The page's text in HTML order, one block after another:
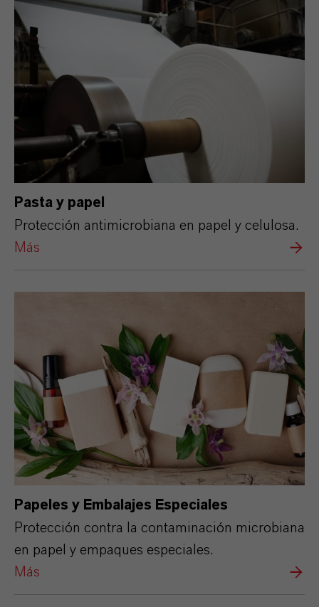
Pasta y papel
Protección antimicrobiana en papel y celulosa.
Más
Papeles y Embalajes Especiales
Protección contra la contaminación microbiana
en papel y empaques especiales.
Más